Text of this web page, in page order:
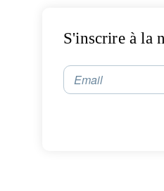
S'inscrire à la
Email